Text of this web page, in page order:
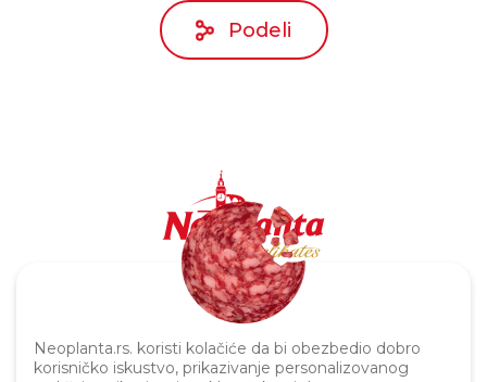
Neoplanta.rs. koristi kolačiće da bi obezbedio dobro
korisničko iskustvo, prikazivanje personalizovanog
Podeli
Politika privatnosti